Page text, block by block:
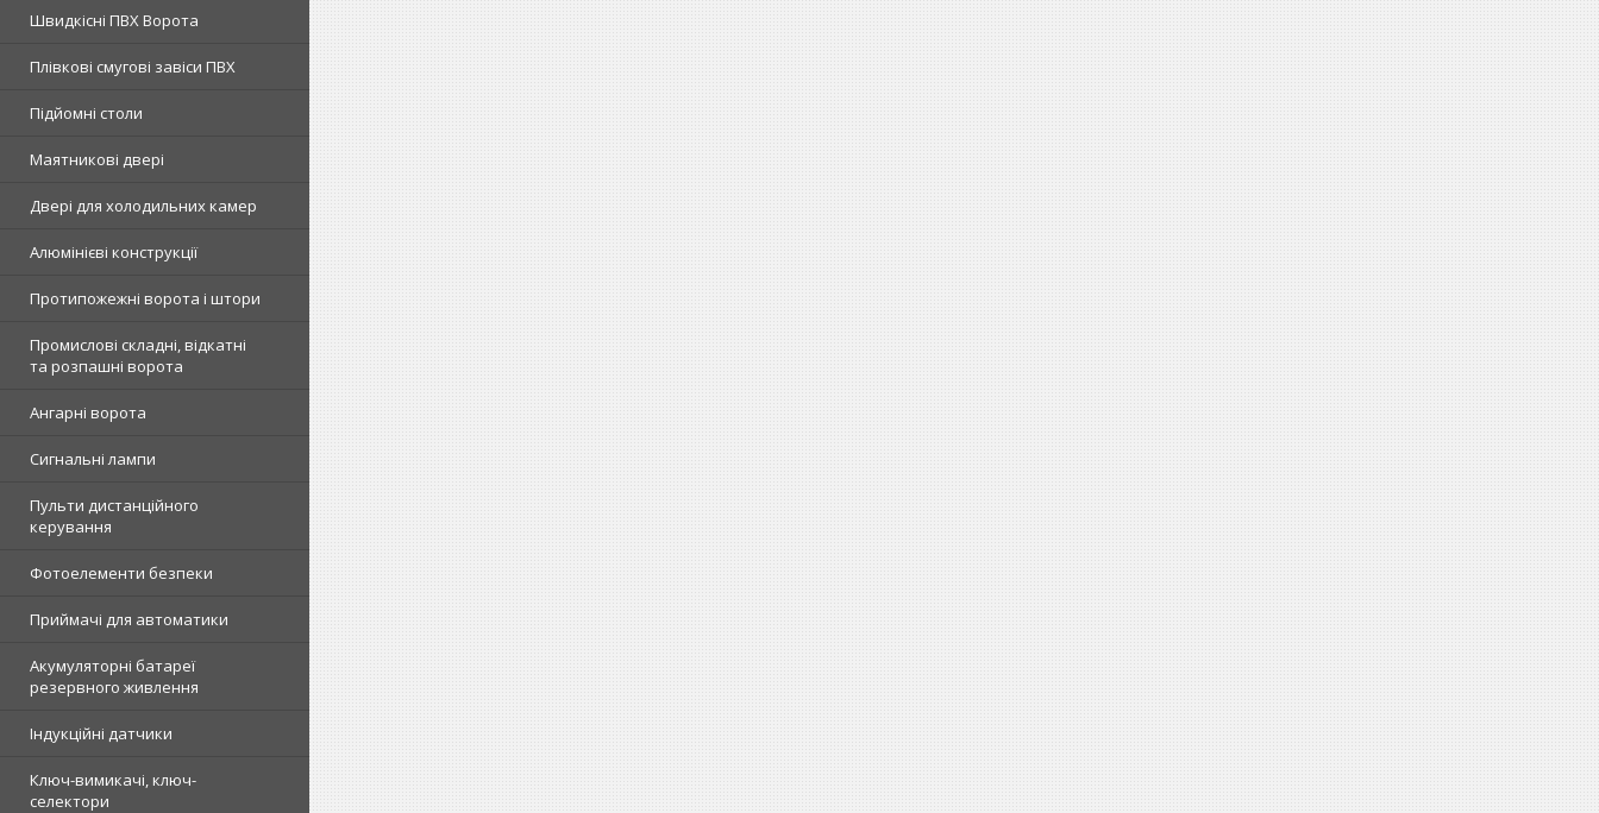
Швидкісні ПВХ Ворота
Плівкові смугові завіси ПВХ
Підйомні столи
Маятникові двері
Двері для холодильних камер
Алюмінієві конструкції
Протипожежні ворота і штори
Промислові складні, відкатні
та розпашні ворота
Ангарні ворота
Сигнальні лампи
Пульти дистанційного
керування
Фотоелементи безпеки
Приймачі для автоматики
Акумуляторні батареї
резервного живлення
Індукційні датчики
Ключ-вимикачі, ключ-
селектори